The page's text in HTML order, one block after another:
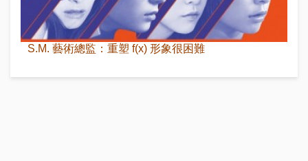
S.M. 藝術總監：重塑 f(x) 形象很困難